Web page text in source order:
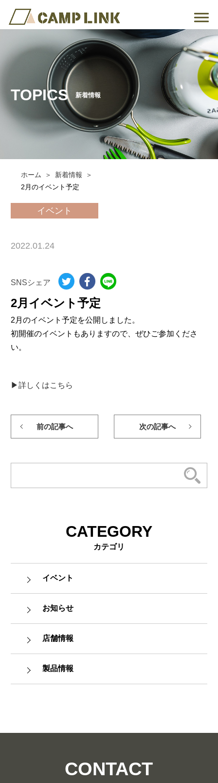
TOPICS 新着情報
ホーム
新着情報
2月のイベント予定
イベント
2022.01.24
SNSシェア
2月イベント予定
2月のイベント予定を公開しました。
初開催のイベントもありますので、ぜひご参加くださ
い。
▶詳しくはこちら
前の記事へ 次の記事へ
CATEGORY
カテゴリ
イベント
お知らせ
店舗情報
製品情報
CONTACT